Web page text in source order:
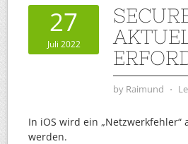
27
Juli 2022
by Raimund ⋅
In iOS wird ein
werden.